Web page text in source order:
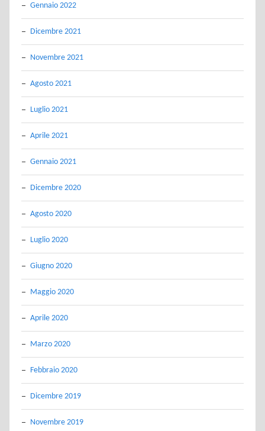
Gennaio 2022
Dicembre 2021
Novembre 2021
Agosto 2021
Luglio 2021
Aprile 2021
Gennaio 2021
Dicembre 2020
Agosto 2020
Luglio 2020
Giugno 2020
Maggio 2020
Aprile 2020
Marzo 2020
Febbraio 2020
Dicembre 2019
Novembre 2019